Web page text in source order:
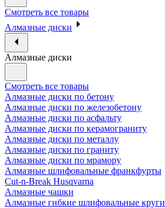
Смотреть все товары
Алмазные диски
Алмазные диски
Смотреть все товары
Алмазные диски по бетону
Алмазные диски по железобетону
Алмазные диски по асфальту
Алмазные диски по керамограниту
Алмазные диски по металлу
Алмазные диски по граниту
Алмазные диски по мрамору
Алмазные шлифовальные франкфурты
Cut-n-Break Husqvarna
Алмазные чашки
Алмазные гибкие шлифовальные круги